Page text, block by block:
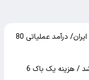
تغییر مثبت در عملکرد مالی بانک صادرات ایران/ درآمد عملیاتی 80
نرخ بنزین در تهران لیتری 130 هزارتومان شد / هزینه یک باک 6